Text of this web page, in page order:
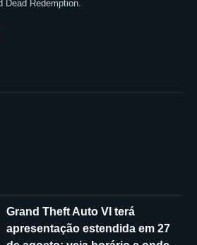
Dead Redemption.
Grand Theft Auto VI terá
apresentação estendida em 27